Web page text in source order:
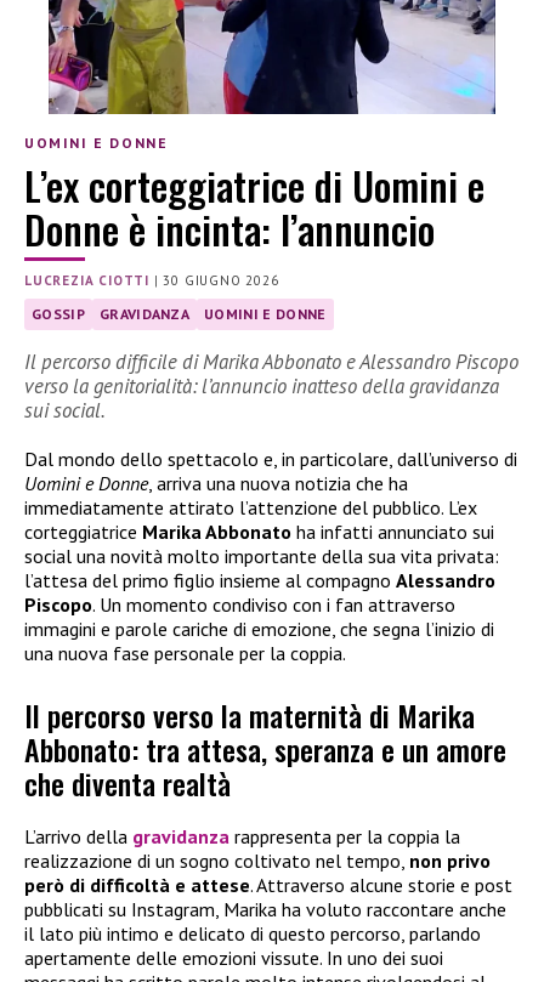
UOMINI E DONNE
L’ex corteggiatrice di Uomini e
Donne è incinta: l’annuncio
LUCREZIA CIOTTI |30 GIUGNO 2026
GOSSIP GRAVIDANZA UOMINI E DONNE
Il percorso difficile di Marika Abbonato e Alessandro Piscopo
verso la genitorialità: l’annuncio inatteso della gravidanza
sui social.
Dal mondo dello spettacolo e, in particolare, dall’universo di
Uomini e Donne, arriva una nuova notizia che ha
immediatamente attirato l’attenzione del pubblico. L’ex
corteggiatrice Marika Abbonato ha infatti annunciato sui
social una novità molto importante della sua vita privata:
l’attesa del primo figlio insieme al compagno Alessandro
Piscopo. Un momento condiviso con i fan attraverso
immagini e parole cariche di emozione, che segna l’inizio di
una nuova fase personale per la coppia.
Il percorso verso la maternità di Marika
Abbonato: tra attesa, speranza e un amore
che diventa realtà
L’arrivo della gravidanza rappresenta per la coppia la
realizzazione di un sogno coltivato nel tempo, non privo
però di difficoltà e attese. Attraverso alcune storie e post
pubblicati su Instagram, Marika ha voluto raccontare anche
il lato più intimo e delicato di questo percorso, parlando
apertamente delle emozioni vissute. In uno dei suoi